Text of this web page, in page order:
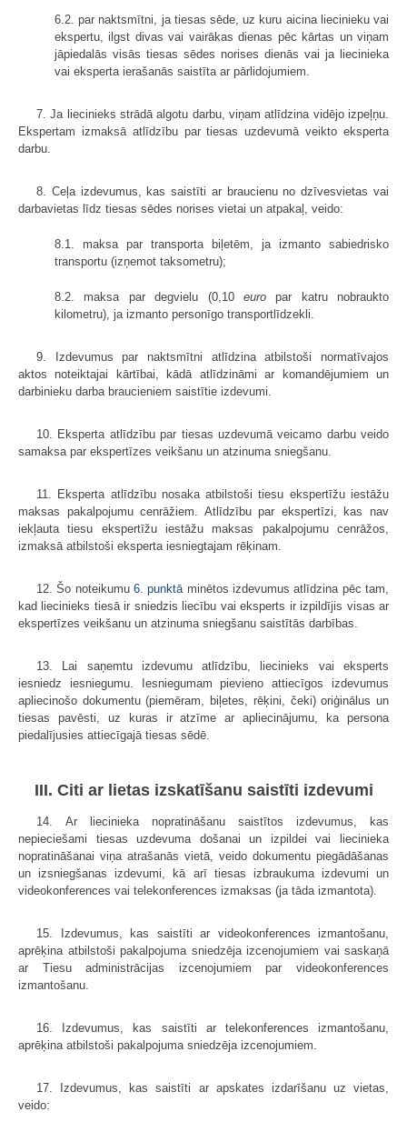
6.2. par naktsmītni, ja tiesas sēde, uz kuru aicina liecinieku vai
ekspertu, ilgst divas vai vairākas dienas pēc kārtas un viņam
jāpiedalās visās tiesas sēdes norises dienās vai ja liecinieka
vai eksperta ierašanās saistīta ar pārlidojumiem.
7. Ja liecinieks strādā algotu darbu, viņam atlīdzina vidējo izpeļņu.
Ekspertam izmaksā atlīdzību par tiesas uzdevumā veikto eksperta
darbu.
8. Ceļa izdevumus, kas saistīti ar braucienu no dzīvesvietas vai
darbavietas līdz tiesas sēdes norises vietai un atpakaļ, veido:
8.1. maksa par transporta biļetēm, ja izmanto sabiedrisko
transportu (izņemot taksometru);
8.2. maksa par degvielu (0,10 europar katru nobraukto
kilometru), ja izmanto personīgo transportlīdzekli.
9. Izdevumus par naktsmītni atlīdzina atbilstoši normatīvajos
aktos noteiktajai kārtībai, kādā atlīdzināmi ar komandējumiem un
darbinieku darba braucieniem saistītie izdevumi.
10. Eksperta atlīdzību par tiesas uzdevumā veicamo darbu veido
samaksa par ekspertīzes veikšanu un atzinuma sniegšanu.
11. Eksperta atlīdzību nosaka atbilstoši tiesu ekspertīžu iestāžu
maksas pakalpojumu cenrāžiem. Atlīdzību par ekspertīzi, kas nav
iekļauta tiesu ekspertīžu iestāžu maksas pakalpojumu cenrāžos,
izmaksā atbilstoši eksperta iesniegtajam rēķinam.
12. Šo noteikumu 6. punktāminētos izdevumus atlīdzina pēc tam,
kad liecinieks tiesā ir sniedzis liecību vai eksperts ir izpildījis visas ar
ekspertīzes veikšanu un atzinuma sniegšanu saistītās darbības.
13. Lai saņemtu izdevumu atlīdzību, liecinieks vai eksperts
iesniedz iesniegumu. Iesniegumam pievieno attiecīgos izdevumus
apliecinošo dokumentu (piemēram, biļetes, rēķini, čeki) oriģinālus un
tiesas pavēsti, uz kuras ir atzīme ar apliecinājumu, ka persona
piedalījusies attiecīgajā tiesas sēdē.
III. Citi ar lietas izskatīšanu saistīti izdevumi
14. Ar liecinieka nopratināšanu saistītos izdevumus, kas
nepieciešami tiesas uzdevuma došanai un izpildei vai liecinieka
nopratināšanai viņa atrašanās vietā, veido dokumentu piegādāšanas
un izsniegšanas izdevumi, kā arī tiesas izbraukuma izdevumi un
videokonferences vai telekonferences izmaksas (ja tāda izmantota).
15. Izdevumus, kas saistīti ar videokonferences izmantošanu,
aprēķina atbilstoši pakalpojuma sniedzēja izcenojumiem vai saskaņā
ar Tiesu administrācijas izcenojumiem par videokonferences
izmantošanu.
16. Izdevumus, kas saistīti ar telekonferences izmantošanu,
aprēķina atbilstoši pakalpojuma sniedzēja izcenojumiem.
17. Izdevumus, kas saistīti ar apskates izdarīšanu uz vietas,
veido: